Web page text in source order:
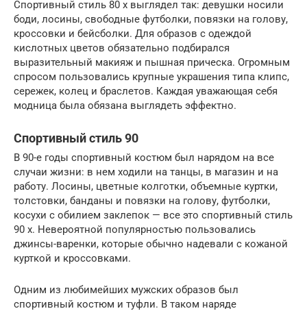
Спортивный стиль 80 х выглядел так: девушки носили
боди, лосины, свободные футболки, повязки на голову,
кроссовки и бейсболки. Для образов с одеждой
кислотных цветов обязательно подбирался
выразительный макияж и пышная прическа. Огромным
спросом пользовались крупные украшения типа клипс,
сережек, колец и браслетов. Каждая уважающая себя
модница была обязана выглядеть эффектно.
Спортивный стиль 90
В 90-е годы спортивный костюм был нарядом на все
случаи жизни: в нем ходили на танцы, в магазин и на
работу. Лосины, цветные колготки, объемные куртки,
толстовки, банданы и повязки на голову, футболки,
косухи с обилием заклепок — все это спортивный стиль
90 х. Невероятной популярностью пользовались
джинсы-варенки, которые обычно надевали с кожаной
курткой и кроссовками.
Одним из любимейших мужских образов был
спортивный костюм и туфли. В таком наряде